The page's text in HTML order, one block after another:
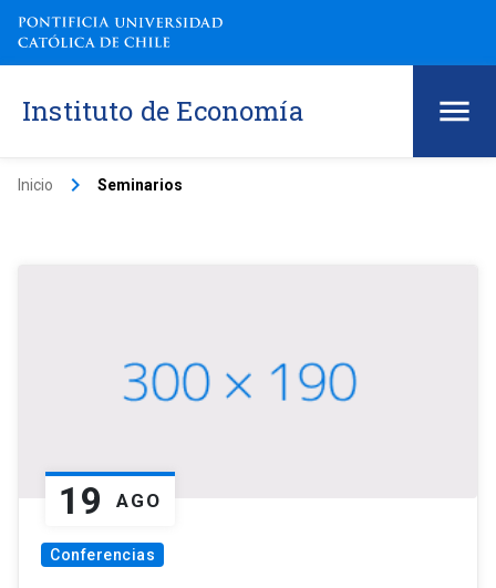
Instituto de Economía
Inicio keyboard_arrow_right Seminarios
19 AGO
Conferencias